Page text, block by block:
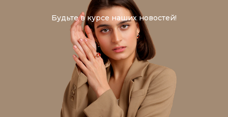
Будьте в курсе наших новостей!